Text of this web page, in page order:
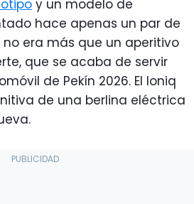
y un modelo de
hace apenas un par de
no era más que un aperitivo
que se acaba de servir
de Pekín 2026. El Ioniq
de una berlina eléctrica